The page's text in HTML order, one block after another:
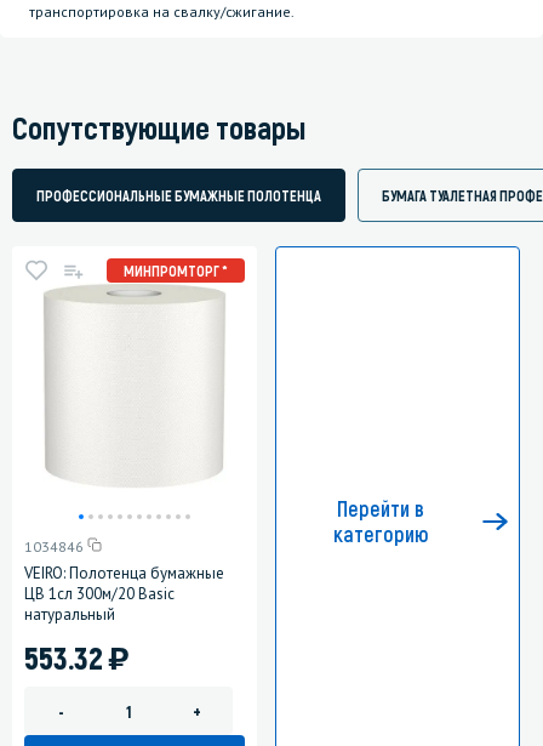
транспортировка на свалку/сжигание.
Сопутствующие товары
ПРОФЕССИОНАЛЬНЫЕ БУМАЖНЫЕ ПОЛОТЕНЦА БУМАГА ТУАЛЕТНАЯ
МИНПРОМТОРГ *
1034846
VEIRO: Полотенца бумажные
ЦВ 1сл 300м/20 Basic
натуральный
553.32)
- +
Перейти в
категорию